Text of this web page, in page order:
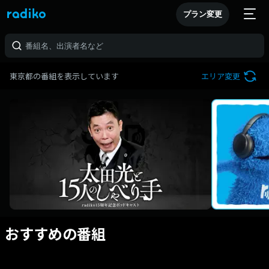
プラン変更
東京都の番組を表示しています エリア変更
おすすめの番組